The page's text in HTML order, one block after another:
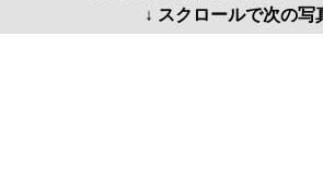
↓ スクロールで次の写